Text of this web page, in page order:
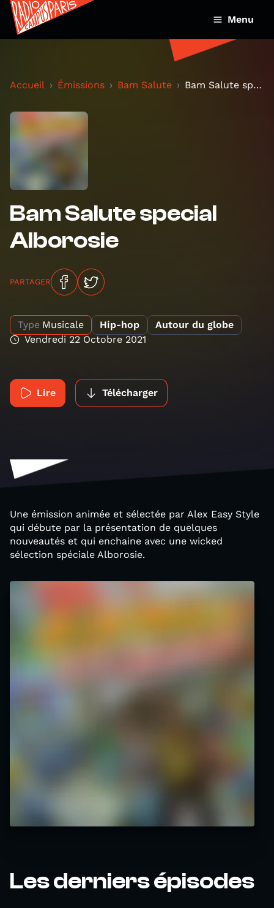
Menu
Accueil Émissions Bam Salute Bam Salute special Alborosie
Bam Salute special
Alborosie
PARTAGER
Type Musicale Hip-hop
Autour du globe
Vendredi 22 Octobre 2021
Lire Télécharger
Une émission animée et sélectée par Alex Easy Style
qui débute par la présentation de quelques
nouveautés et qui enchaine avec une wicked
sélection spéciale Alborosie.
Les derniers épisodes